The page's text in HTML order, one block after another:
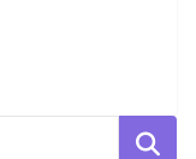
Search